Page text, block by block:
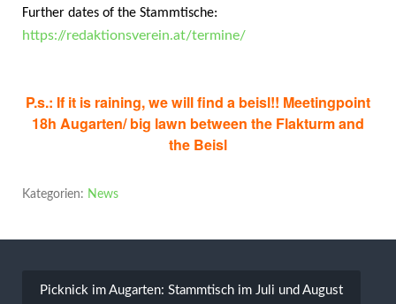
Further dates of the Stammtische:
https://redaktionsverein.at/termine/
P.s.: If it is raining, we will find a beisl!! Meetingpoint
18h Augarten/ big lawn between the Flakturm and
the Beisl
Kategorien: News
Picknick im Augarten: Stammtisch im Juli und August